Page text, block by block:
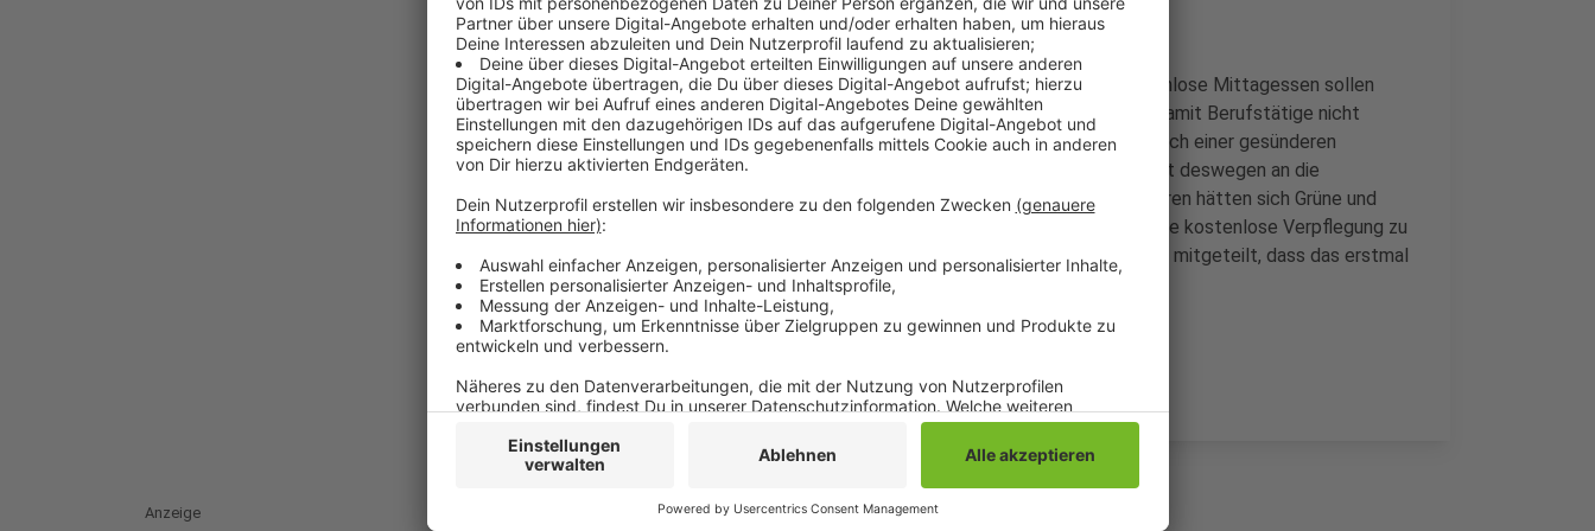
Sie appelliert auch an Eltern, sich dafür einzusetzen. Durch kostenlose Mittagessen sollen
Eltern zum einen finanziell entlastet werden. Aber auch zeitlich, damit Berufstätige nicht
selbst jeden Tag kochen müssen. Außerdem soll die Forderung auch einer gesünderen
Ernährung von Kindern und Jugendlichen helfen. Die NGG appelliert deswegen an die
Landesregierung NRW, dafür die Weichen zu stellen. Vor zwei Jahren hätten sich Grüne und
CDU im Koalitionsvertrag vorgenommen zumindest in Kitas für eine kostenlose Verpflegung zu
sorgen. Die Landesregierung habe auf Anfrage der SPD jetzt aber mitgeteilt, dass das erstmal
vom Tisch sei.
Anzeige
Anzeige